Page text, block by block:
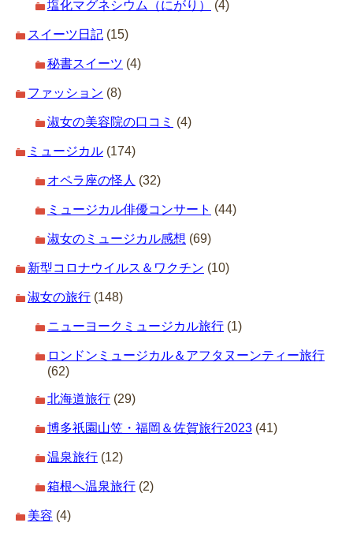
塩化マグネシウム（にがり） (4)
スイーツ日記 (15)
秘書スイーツ (4)
ファッション (8)
淑女の美容院の口コミ (4)
ミュージカル (174)
オペラ座の怪人 (32)
ミュージカル俳優コンサート (44)
淑女のミュージカル感想 (69)
新型コロナウイルス＆ワクチン (10)
淑女の旅行 (148)
ニューヨークミュージカル旅行 (1)
ロンドンミュージカル＆アフタヌーンティー旅行
(62)
北海道旅行 (29)
博多祇園山笠・福岡＆佐賀旅行2023 (41)
温泉旅行 (12)
箱根へ温泉旅行 (2)
美容 (4)